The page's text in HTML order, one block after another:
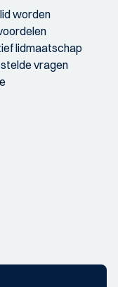
worden
lidmaatschap
vragen